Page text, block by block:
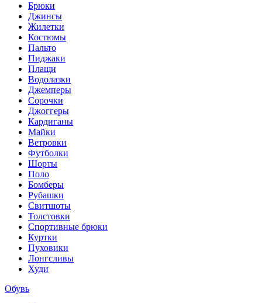
Брюки
Джинсы
Жилетки
Костюмы
Пальто
Пиджаки
Плащи
Водолазки
Джемперы
Сорочки
Джоггеры
Кардиганы
Майки
Ветровки
Футболки
Шорты
Поло
Бомберы
Рубашки
Свитшоты
Толстовки
Спортивные брюки
Куртки
Пуховики
Лонгсливы
Худи
Обувь